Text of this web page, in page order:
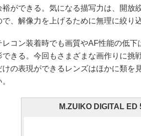
裕ができる。気になる描写力は、開放
で、解像力を上げるために無理に絞り
レコン装着時でも画質やAF性能の低
できる。今回もさまざまな画作りに挑
けの表現ができるレンズはほかに類を
M.ZUIKO DIGITAL